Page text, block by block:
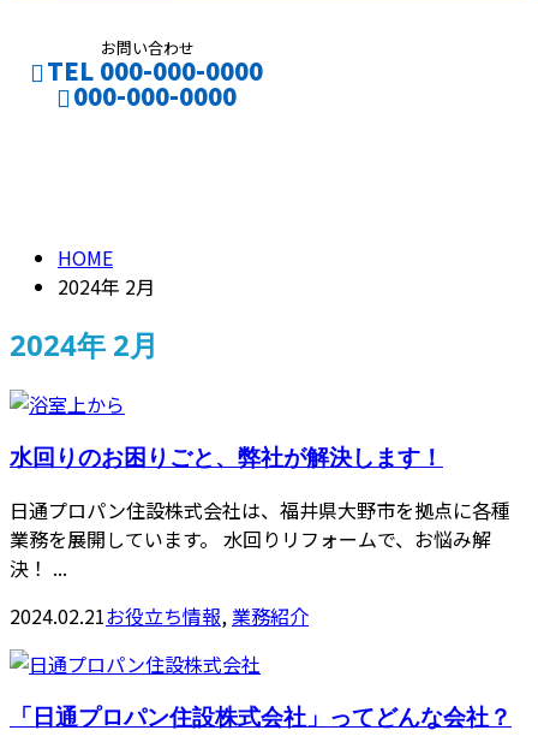
お問い合わせ
TEL 000-000-0000
000-000-0000
HOME
2024年 2月
2024年 2月
水回りのお困りごと、弊社が解決します！
日通プロパン住設株式会社は、福井県大野市を拠点に各種
業務を展開しています。 水回りリフォームで、お悩み解
決！ ...
2024.02.21お役立ち情報,業務紹介
「日通プロパン住設株式会社」ってどんな会社？